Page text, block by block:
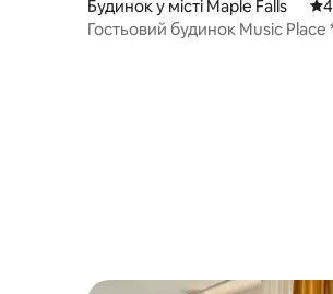
Будинок у місті Maple Falls
Гостьовий будинок Music Place